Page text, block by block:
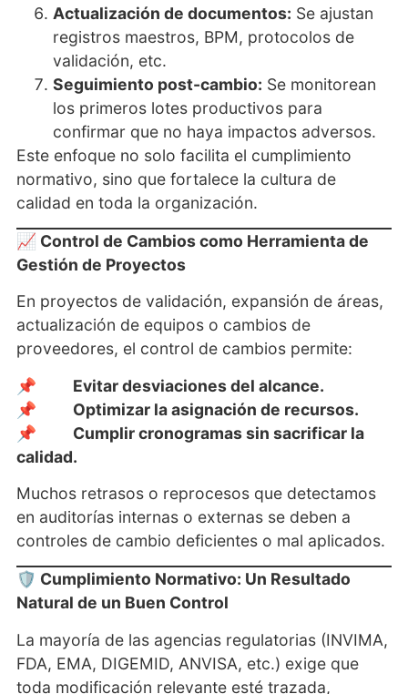
Actualización de documentos: Se ajustan
registros maestros, BPM, protocolos de
validación, etc.
Seguimiento post-cambio: Se monitorean
los primeros lotes productivos para
confirmar que no haya impactos adversos.
Este enfoque no solo facilita el cumplimiento
normativo, sino que fortalece la cultura de
calidad en toda la organización.
📈 Control de Cambios como Herramienta de
Gestión de Proyectos
En proyectos de validación, expansión de áreas,
actualización de equipos o cambios de
proveedores, el control de cambios permite:
📌 Evitar desviaciones del alcance.
📌 Optimizar la asignación de recursos.
📌 Cumplir cronogramas sin sacrificar la
calidad.
Muchos retrasos o reprocesos que detectamos
en auditorías internas o externas se deben a
controles de cambio deficientes o mal aplicados.
🛡️ Cumplimiento Normativo: Un Resultado
Natural de un Buen Control
La mayoría de las agencias regulatorias (INVIMA,
FDA, EMA, DIGEMID, ANVISA, etc.) exige que
toda modificación relevante esté trazada,